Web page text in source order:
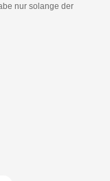
nur solange der